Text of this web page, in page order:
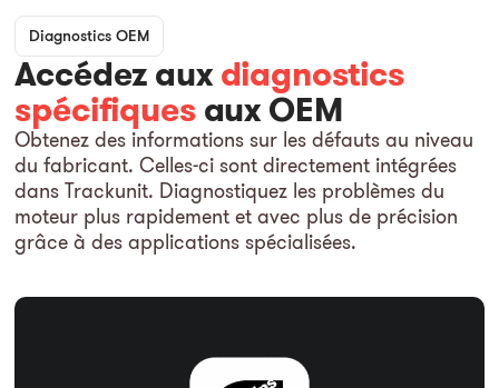
Diagnostics OEM
Accédez auxdiagnostics
spécifiquesaux OEM
Obtenez des informations sur les défauts au niveau
du fabricant. Celles-ci sont directement intégrées
dans Trackunit. Diagnostiquez les problèmes du
moteur plus rapidement et avec plus de précision
grâce à des applications spécialisées.